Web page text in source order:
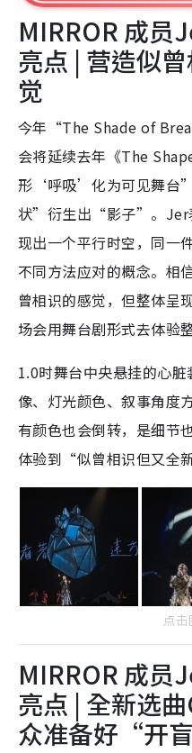
MIRROR 成员
亮点 | 营造似
觉
今年“The Shade of
会将延续去年《The
形‘呼吸’化为可见舞台
状”衍生出“影子”。Jer
现出一个平行时空，同一
不同方法应对的概念。相
曾相识的感觉，但整体呈
场会用舞台剧形式去体验
1.0时舞台中央悬挂的心
像、灯光颜色、叙事角度
有颜色也会倒转，是细节
体验到“似曾相识但又全
点
MIRROR 成员
亮点 | 全新选
众准备好“开